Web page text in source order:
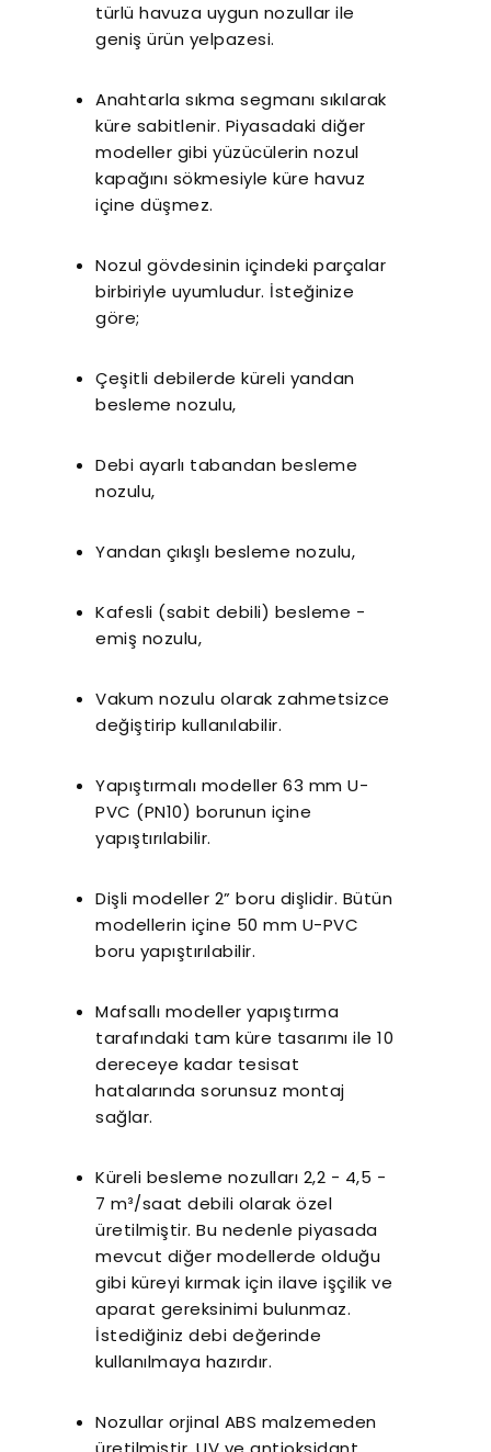
türlü havuza uygun nozullar ile
geniş ürün yelpazesi.
Anahtarla sıkma segmanı sıkılarak
küre sabitlenir. Piyasadaki diğer
modeller gibi yüzücülerin nozul
kapağını sökmesiyle küre havuz
içine düşmez.
Nozul gövdesinin içindeki parçalar
birbiriyle uyumludur. İsteğinize
göre;
Çeşitli debilerde küreli yandan
besleme nozulu,
Debi ayarlı tabandan besleme
nozulu,
Yandan çıkışlı besleme nozulu,
Kafesli (sabit debili) besleme -
emiş nozulu,
Vakum nozulu olarak zahmetsizce
değiştirip kullanılabilir.
Yapıştırmalı modeller 63 mm U-
PVC (PN10) borunun içine
yapıştırılabilir.
Dişli modeller 2” boru dişlidir. Bütün
modellerin içine 50 mm U-PVC
boru yapıştırılabilir.
Mafsallı modeller yapıştırma
tarafındaki tam küre tasarımı ile 10
dereceye kadar tesisat
hatalarında sorunsuz montaj
sağlar.
Küreli besleme nozulları 2,2 - 4,5 -
7 m³/saat debili olarak özel
üretilmiştir. Bu nedenle piyasada
mevcut diğer modellerde olduğu
gibi küreyi kırmak için ilave işçilik ve
aparat gereksinimi bulunmaz.
İstediğiniz debi değerinde
kullanılmaya hazırdır.
Nozullar orjinal ABS malzemeden
Sessiz Nozbart
Filtre Seçiminde